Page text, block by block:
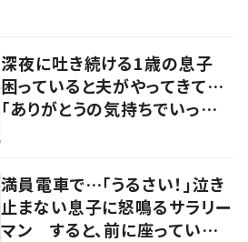
深夜に吐き続ける1歳の息子
困っていると夫がやってきて…
「ありがとうの気持ちでいっぱ
満員電車で…「うるさい！」泣き
止まない息子に怒鳴るサラリー
マン すると、前に座っていた